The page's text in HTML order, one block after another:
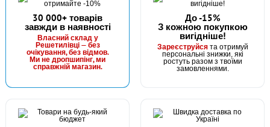
#36-30-17
В наявності
30 грн 9 шт.
КУПИТИ
Повідець струна Fishing ROI Wire Leader 0,3мм 15кг 17см
30 000+ товарів
завжди в наявності
Власний склад у
Решетилівці — без
очікування, без відмов.
Ми не дропшипінг, ми
справжній магазин.
До -15%
З кожною покупкою
вигідніше!
Зареєструйсята отримуй
персональні знижки, які
ростуть разом з твоїми
замовленнями.